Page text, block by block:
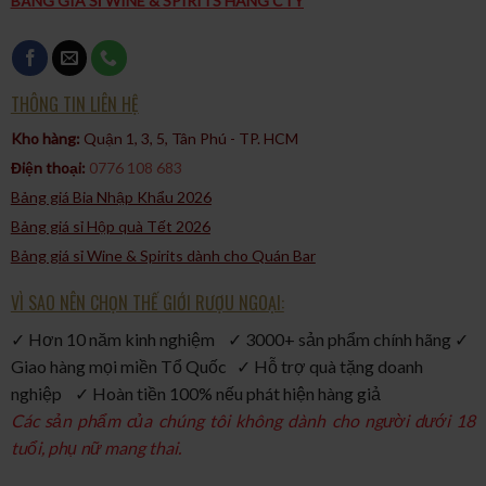
hương vị hoa tươi mát và chất lượng cao, gin này sẽ mang đến
cho bạn một trải nghiệm thưởng thức độc đáo và thú vị.
THÔNG TIN LIÊN HỆ
Kho hàng: Quận 1, 3, 5, Tân Phú - TP. HCM​
Điện thoại: 0776 108 683
Bảng giá Bia Nhập Khẩu 2026
Bảng giá sỉ Hộp quà Tết 2026
Bảng giá sỉ Wine & Spirits dành cho Quán Bar
VÌ SAO NÊN CHỌN THẾ GIỚI RƯỢU NGOẠI:
✓ Hơn 10 năm kinh nghiệm ✓ 3000+ sản phẩm chính hãng ✓
Giao hàng mọi miền Tổ Quốc ✓ Hỗ trợ quà tặng doanh
nghiệp ✓ Hoàn tiền 100% nếu phát hiện hàng giả
Các sản phẩm của chúng tôi không dành cho người dưới 18
tuổi, phụ nữ mang thai.